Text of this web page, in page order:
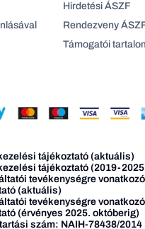
Hirdetési ÁSZF
Rendezveny
Támogatói
tájékoztató (aktuális)
tájékoztató (2019-
tevékenységre vonatkozó
(aktuális)
tevékenységre vonatkozó
(érvényes 2025. októberig)
szám: NAIH-78438/2014